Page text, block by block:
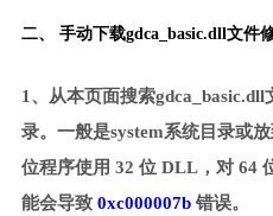
二、 手动下载gdca_basic.dll文件
1、从本页面搜索gdca_basic.dll
录。一般是system系统目录或
位程序使用 32 位 DLL，对 64
能会导致 0xc000007b错误。